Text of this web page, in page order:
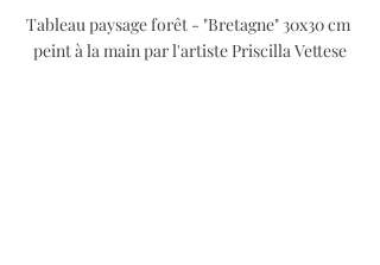
Tableau paysage forêt - "Bretagne" 30x30 cm
peint à la main par l'artiste Priscilla Vettese